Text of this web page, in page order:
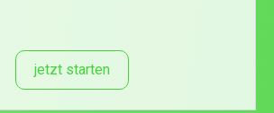
jetzt starten